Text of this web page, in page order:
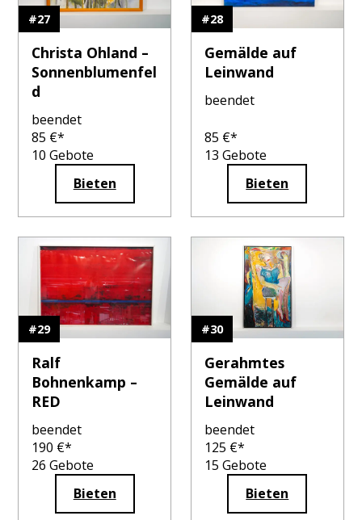
#27
Christa Ohland –
Sonnenblumenfel
d
beendet
85 €*
10 Gebote
Bieten
#28
Gemälde auf
Leinwand
beendet
85 €*
13 Gebote
Bieten
#29
Ralf
Bohnenkamp –
RED
beendet
190 €*
26 Gebote
Bieten
#30
Gerahmtes
Gemälde auf
Leinwand
beendet
125 €*
15 Gebote
Bieten